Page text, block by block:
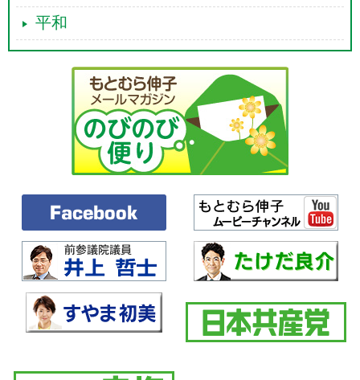
とだと思います。
菅首相による日本学術会議への人事介入は、学問の自由を侵害し、精
神的自由を脅かす問題です。違憲、違法の任命拒否は撤回するべきで
す。
桜を見る会は、安倍首相が、税金を使った政府の公式行事をみずから
の地元後援会の人々の接待に私物化したという問題です。その上、桜を
見る会前夜祭の費用について、五年間で総額八百万円以上を安倍氏の政
治資金から補填していたと報道されています。事実であれば、地元有権
者への寄附行為を禁止した公職選挙法に違反し、政治資金規正法に違反
する犯罪行為です。
しかも、安倍首相は、全ての費用は参加者の自己負担とか、事務所や
後援会の収支は一切ないと虚偽答弁を行い、一年にわたって国会、国民
問題の真相究明を、今、国会がやらなければなりません。
最後に、全国各地で新型コロナウイルスの感染拡大が過去最多の水準
最優先にすることが政治の責任であるということを申し述べ、発言とい
たします。
平和